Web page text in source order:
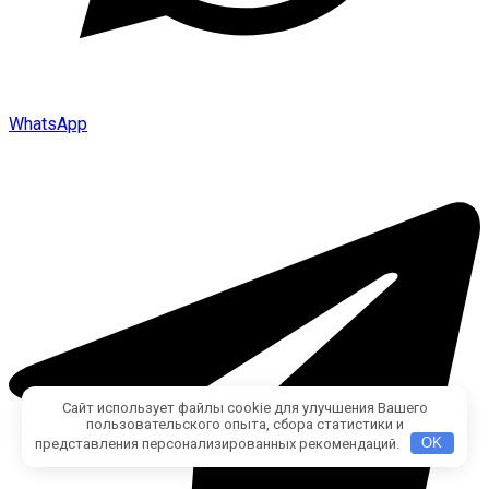
Сайт использует файлы cookie для улучшения Вашего
пользовательского опыта, сбора статистики и
представления персонализированных рекомендаций.
OK
WhatsApp